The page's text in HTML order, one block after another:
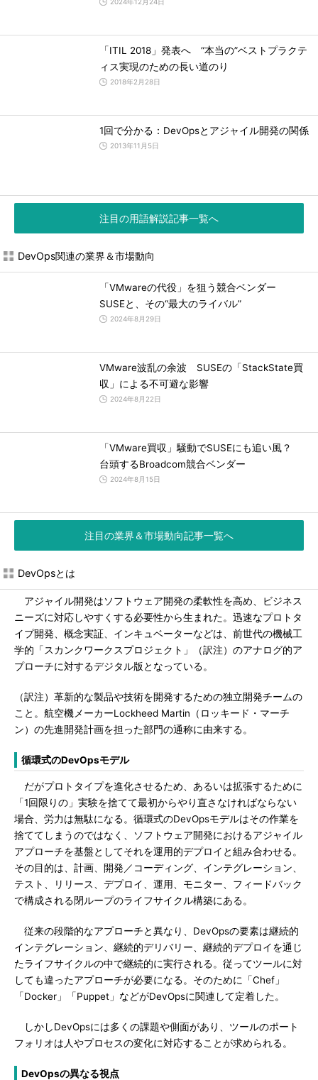
「ITIL 2018」発表へ “本当の”ベストプラクテ
ィス実現のための長い道のり
2018年2月28日
1回で分かる：DevOpsとアジャイル開発の関係
2013年11月5日
注目の用語解説記事一覧へ
DevOps関連の業界＆市場動向
「VMwareの代役」を狙う競合ベンダー
SUSEと、その“最大のライバル”
2024年8月29日
VMware波乱の余波 SUSEの「StackState買
収」による不可避な影響
2024年8月22日
「VMware買収」騒動でSUSEにも追い風？
台頭するBroadcom競合ベンダー
2024年8月15日
注目の業界＆市場動向記事一覧へ
DevOpsとは
アジャイル開発はソフトウェア開発の柔軟性を高め、ビジネス
ニーズに対応しやすくする必要性から生まれた。迅速なプロトタ
イプ開発、概念実証、インキュベーターなどは、前世代の機械工
学的「スカンクワークスプロジェクト」（訳注）のアナログ的ア
プローチに対するデジタル版となっている。
（訳注）革新的な製品や技術を開発するための独立開発チームの
こと。航空機メーカーLockheed Martin（ロッキード・マーチ
ン）の先進開発計画を担った部門の通称に由来する。
循環式のDevOpsモデル
だがプロトタイプを進化させるため、あるいは拡張するために
「1回限りの」実験を捨てて最初からやり直さなければならない
場合、労力は無駄になる。循環式のDevOpsモデルはその作業を
捨ててしまうのではなく、ソフトウェア開発におけるアジャイル
アプローチを基盤としてそれを運用的デプロイと組み合わせる。
その目的は、計画、開発／コーディング、インテグレーション、
テスト、リリース、デプロイ、運用、モニター、フィードバック
で構成される閉ループのライフサイクル構築にある。
従来の段階的なアプローチと異なり、DevOpsの要素は継続的
インテグレーション、継続的デリバリー、継続的デプロイを通じ
たライフサイクルの中で継続的に実行される。従ってツールに対
しても違ったアプローチが必要になる。そのために「Chef」
「Docker」「Puppet」などがDevOpsに関連して定着した。
しかしDevOpsには多くの課題や側面があり、ツールのポート
フォリオは人やプロセスの変化に対応することが求められる。
DevOpsの異なる視点